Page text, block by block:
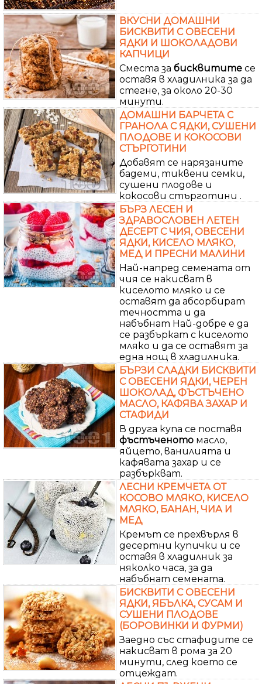
ВКУСНИ ДОМАШНИ
БИСКВИТИ С ОВЕСЕНИ
ЯДКИ И ШОКОЛАДОВИ
КАПЧИЦИ
Сместа за бисквитите се
оставя в хладилника за да
стегне, за около 20-30
минути.
ДОМАШНИ БАРЧЕТА С
ГРАНОЛА С ЯДКИ, СУШЕНИ
ПЛОДОВЕ И КОКОСОВИ
СТЪРГОТИНИ
Добавят се нарязаните
бадеми, тиквени семки,
сушени плодове и
кокосови стърготини .
БЪРЗ ЛЕСЕН И
ЗДРАВОСЛОВЕН ЛЕТЕН
ДЕСЕРТ С ЧИЯ, ОВЕСЕНИ
ЯДКИ, КИСЕЛО МЛЯКО,
МЕД И ПРЕСНИ МАЛИНИ
Най-напред семената от
чия се накисват в
киселото мляко и се
оставят да абсорбират
течността и да
набъбнат Най-добре е да
се разбъркат с киселото
мляко и да се оставят за
една нощ в хладилника.
БЪРЗИ СЛАДКИ БИСКВИТИ
С ОВЕСЕНИ ЯДКИ, ЧЕРЕН
ШОКОЛАД, ФЪСТЪЧЕНО
МАСЛО, КАФЯВА ЗАХАР И
СТАФИДИ
В друга купа се поставя
фъстъченото масло,
яйцето, ванилията и
кафявата захар и се
разбъркват.
ЛЕСНИ КРЕМЧЕТА ОТ
КОСОВО МЛЯКО, КИСЕЛО
МЛЯКО, БАНАН, ЧИА И
МЕД
Кремът се прехвърля в
десертни купички и се
оставя в хладилник за
няколко часа, за да
набъбнат семената.
БИСКВИТИ С ОВЕСЕНИ
ЯДКИ, ЯБЪЛКА, СУСАМ И
СУШЕНИ ПЛОДОВЕ
(БОРОВИНКИ И ФУРМИ)
Заедно със стафидите се
накисват в рома за 20
минути, след което се
отцеждат.